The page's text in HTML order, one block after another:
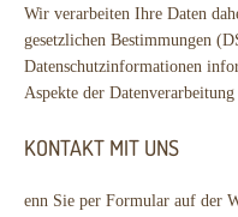
Wir verarbeiten Ihre Daten
gesetzlichen Bestimmungen
Datenschutzinformationen
Aspekte der
KONTAKT MIT UNS
enn Sie per Formular auf der